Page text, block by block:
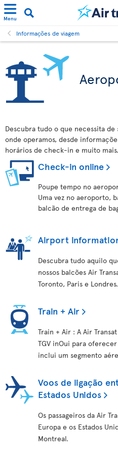
Menu
Informações de viagem
Descubra tudo o que necessita
onde operamos, desde
horários de check-in e muito mais.
Check-in online
Poupe tempo no
Uma vez no aeroporto,
balcão de entrega de
Airport
Descubra tudo aquilo
nossos balcões Air
Toronto, Paris e Londres.
Train + Air
Train + Air : A Air
TGV inOui para
inclui um segmento
Voos de ligação
Estados Unidos
Os passageiros da Air
Europa e os Estados
Montreal.